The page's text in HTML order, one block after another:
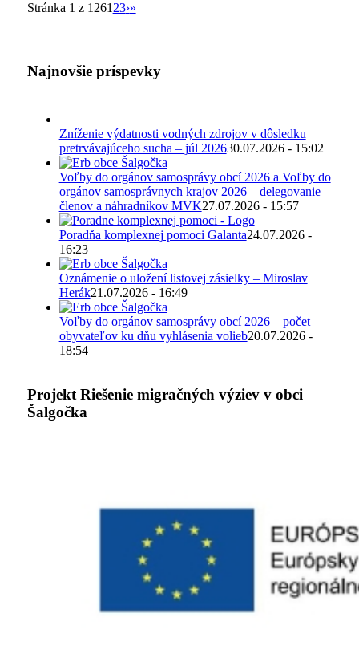
Stránka 1 z 1261 23›»
Najnovšie príspevky
Zníženie výdatnosti vodných zdrojov v dôsledku
pretrvávajúceho sucha – júl 202630.07.2026 - 15:02
Voľby do orgánov samosprávy obcí 2026 a Voľby do
orgánov samosprávnych krajov 2026 – delegovanie
členov a náhradníkov MVK27.07.2026 - 15:57
Poradňa komplexnej pomoci Galanta24.07.2026 -
16:23
Oznámenie o uložení listovej zásielky – Miroslav
Herák21.07.2026 - 16:49
Voľby do orgánov samosprávy obcí 2026 – počet
obyvateľov ku dňu vyhlásenia volieb20.07.2026 -
18:54
Projekt Riešenie migračných výziev v obci
Šalgočka